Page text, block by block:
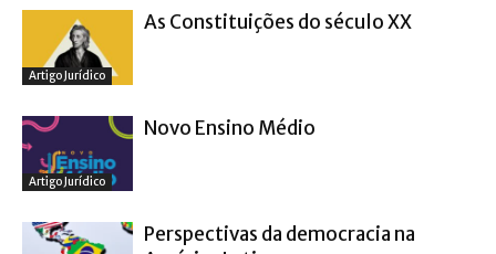
Artigo Jurídico
As Constituições do século XX
Artigo Jurídico
Novo Ensino Médio
Perspectivas da democracia na